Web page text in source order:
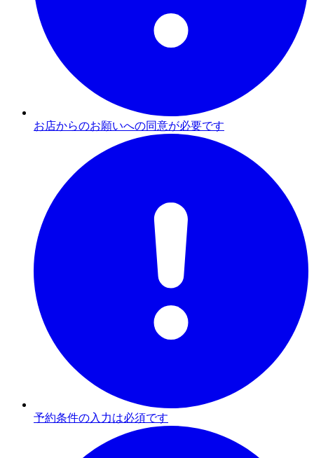
お店からのお願いへの同意が必要です
予約条件の入力は必須です